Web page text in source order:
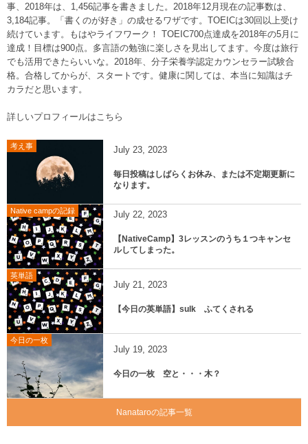
事、2018年は、1,456記事を書きました。2018年12月現在の記事数は、
3,184記事。「書くのが好き」の成せるワザです。TOEICは30回以上受け
続けています。もはやライフワーク！ TOEIC700点達成を2018年の5月に
達成！目標は900点。多言語の勉強に楽しさを見出してます。今度は旅行
でも活用できたらいいな。2018年、分子栄養学認定カウンセラー試験合
格。合格してからが、スタートです。健康に関しては、本当に知識はチ
カラだと思います。
詳しいプロフィールはこちら
考え事 July 23, 2023
毎日投稿はしばらくお休み、または不定期更新に
なります。
Native campの記録 July 22, 2023
【NativeCamp】3レッスンのうち１つキャンセ
ルしてしまった。
英単語
July 21, 2023
【今日の英単語】sulk ふてくされる
今日の一枚
July 19, 2023
今日の一枚 空と・・・木？
Nanataroの記事一覧